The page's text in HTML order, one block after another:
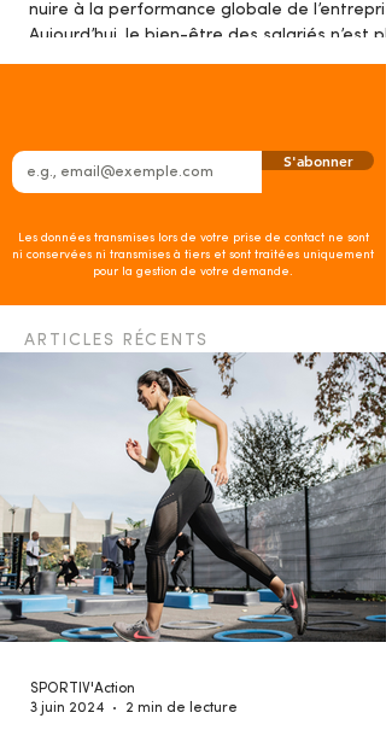
nuire à la performance globale de
Aujourd’hui, le bien-être des salariés n’est
un luxe, mais un véritable levier stratégique .
coûts, pour une entreprise, de négliger
S'abonner
Les données transmises lors de votre prise de contact ne sont
ni conservées ni transmises à tiers et sont traitées uniquement
pour la gestion de votre demande.
ARTICLES RÉCENTS
SPORTIV'Action
3 juin 2024
2 min de lecture